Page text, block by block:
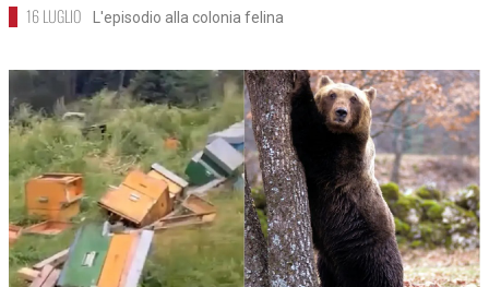
16 LUGLIO L'episodio alla colonia felina